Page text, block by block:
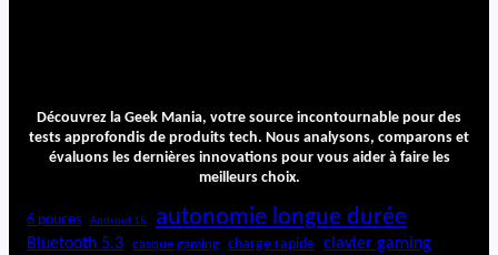
Découvrez la Geek Mania, votre source incontournable pour des
tests approfondis de produits tech. Nous analysons, comparons et
évaluons les dernières innovations pour vous aider à faire les
meilleurs choix.
6 pouces Android 15 autonomie longue durée
Bluetooth 5.3 casque gaming charge rapide clavier gaming